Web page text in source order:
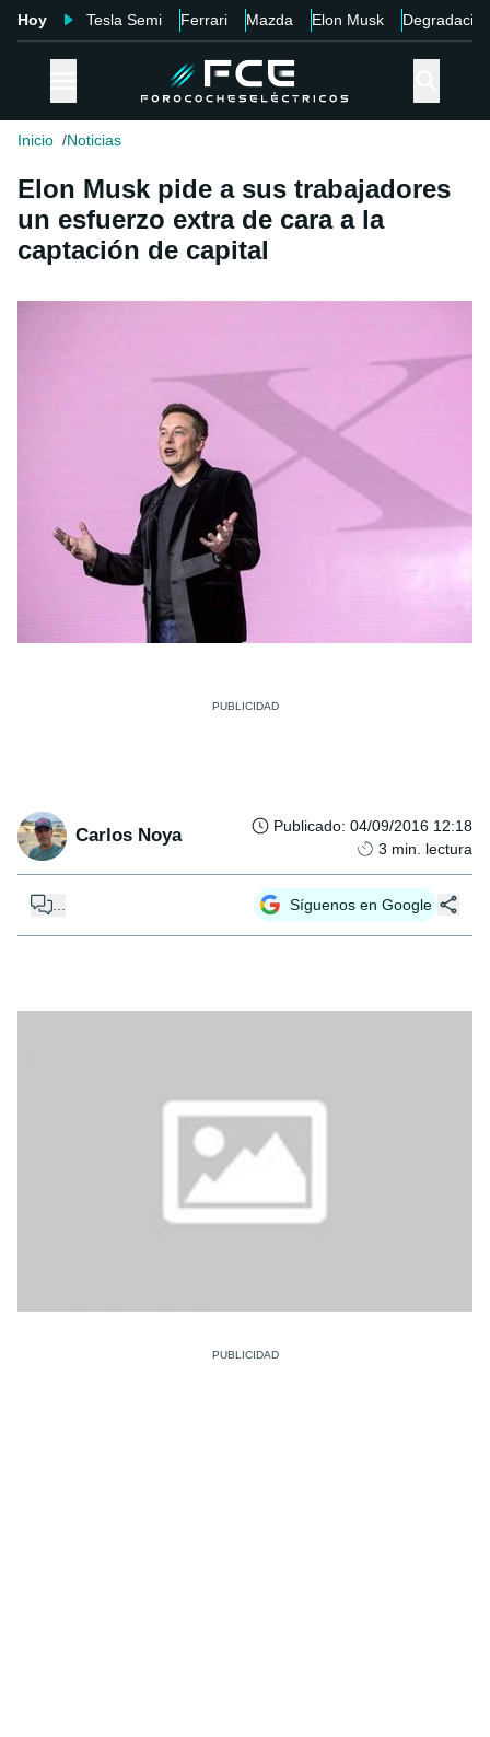
Hoy Tesla Semi Ferrari Mazda Elon Musk Degradación
Inicio Noticias
Elon Musk pide a sus trabajadores
un esfuerzo extra de cara a la
captación de capital
Carlos Noya Publicado: 04/09/2016 12:18
3 min. lectura
Síguenos en Google